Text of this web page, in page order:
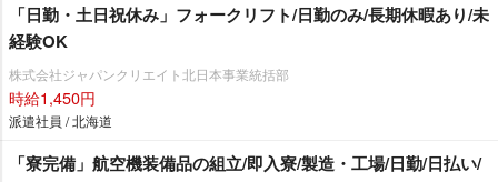
「日勤・土日祝休み」フォークリフト/日勤のみ/長期休暇あり/未
経験OK
株式会社ジャパンクリエイト北日本事業統括部
時給1,450円
派遣社員 / 北海道
「寮完備」航空機装備品の組立/即入寮/製造・工場/日勤/日払い/